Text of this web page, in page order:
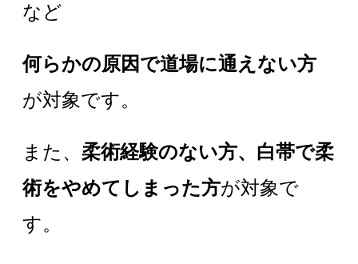
など
何らかの原因で道場に通えない方
が対象です。
また、 柔術経験のない方、白帯で柔
術をやめてしまった方が対象で
す。